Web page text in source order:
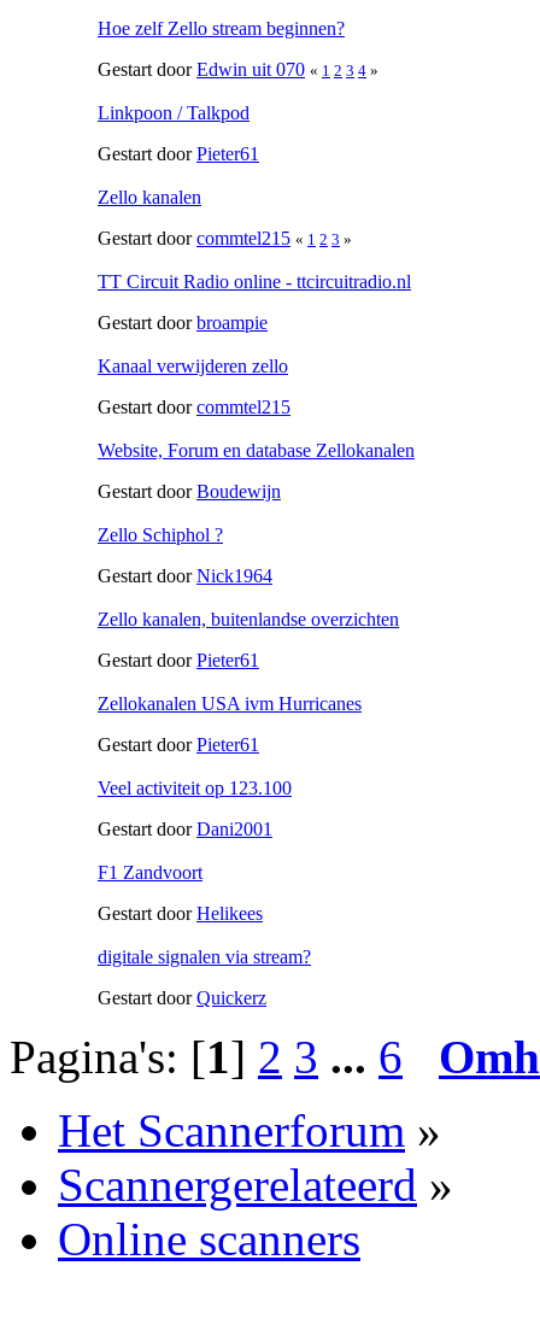
Hoe zelf Zello stream beginnen?
Gestart doorEdwin uit 070 « 1 2 3 4 »
Linkpoon / Talkpod
Gestart doorPieter61
Zello kanalen
Gestart doorcommtel215 « 1 2 3 »
TT Circuit Radio online - ttcircuitradio.nl
Gestart doorbroampie
Kanaal verwijderen zello
Gestart doorcommtel215
Website, Forum en database Zellokanalen
Gestart doorBoudewijn
Zello Schiphol ?
Gestart doorNick1964
Zello kanalen, buitenlandse overzichten
Gestart doorPieter61
Zellokanalen USA ivm Hurricanes
Gestart doorPieter61
Veel activiteit op 123.100
Gestart doorDani2001
F1 Zandvoort
Gestart doorHelikees
digitale signalen via stream?
Gestart doorQuickerz
Pagina's: [1] 2 3 ... 6
Het Scannerforum »
Scannergerelateerd »
Online scanners